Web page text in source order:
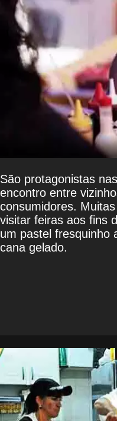
São protagonistas
encontro entre
consumidores.
visitar feiras aos fins
um pastel fresquinho
cana gelado.